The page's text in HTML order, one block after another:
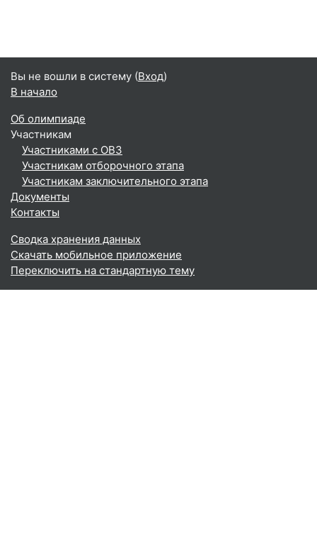
Вы не вошли в систему (Вход)
В начало
Об олимпиаде
Участникам
Участниками с ОВЗ
Участникам отборочного этапа
Участникам заключительного этапа
Документы
Контакты
Сводка хранения данных
Скачать мобильное приложение
Переключить на стандартную тему